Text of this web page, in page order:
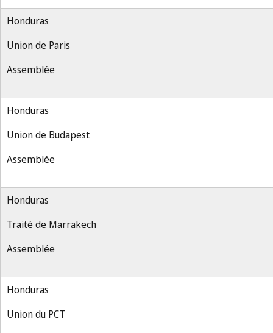
Honduras
Union de Paris
Assemblée
Honduras
Union de Budapest
Assemblée
Honduras
Traité de Marrakech
Assemblée
Honduras
Union du PCT